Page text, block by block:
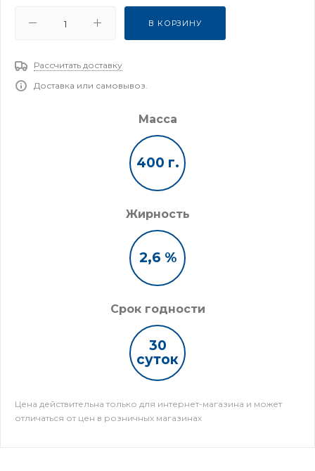
В КОРЗИНУ
Рассчитать доставку
Доставка или самовывоз.
Масса
400 г.
Жирность
2,6 %
Срок годности
30
суток
Цена действительна только для интернет-магазина и может
отличаться от цен в розничных магазинах